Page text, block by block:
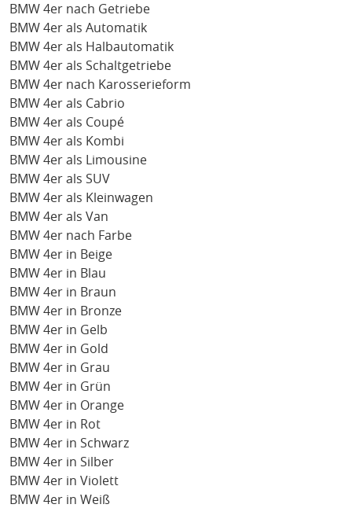
BMW 4er nach Getriebe
BMW 4er als Automatik
BMW 4er als Halbautomatik
BMW 4er als Schaltgetriebe
BMW 4er nach Karosserieform
BMW 4er als Cabrio
BMW 4er als Coupé
BMW 4er als Kombi
BMW 4er als Limousine
BMW 4er als SUV
BMW 4er als Kleinwagen
BMW 4er als Van
BMW 4er nach Farbe
BMW 4er in Beige
BMW 4er in Blau
BMW 4er in Braun
BMW 4er in Bronze
BMW 4er in Gelb
BMW 4er in Gold
BMW 4er in Grau
BMW 4er in Grün
BMW 4er in Orange
BMW 4er in Rot
BMW 4er in Schwarz
BMW 4er in Silber
BMW 4er in Violett
BMW 4er in Weiß